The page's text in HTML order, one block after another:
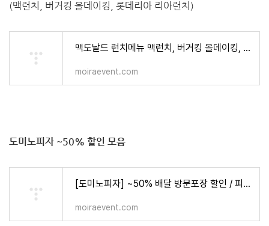
(맥런치, 버거킹 올데이킹, 롯데리아 리아런치)
맥도날드 런치메뉴 맥런치, 버거킹 올데이킹, 롯데리아 든든점심(구 착한점심) - 점심메뉴 추천
moiraevent.com
도미노피자 ~50% 할인 모음
[도미노피자] ~50% 배달 방문포장 할인 / 피자 1+1 할인 이벤트 - 식품,건강 > 모이라이벤트
moiraevent.com